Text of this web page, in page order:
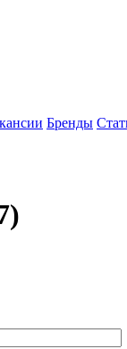
Бренды